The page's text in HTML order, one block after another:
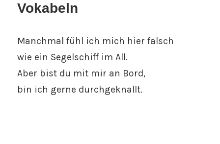
Vokabeln
Manchmal fühl ich mich hier falsch
wie ein Segelschiff im All.
Aber bist du mit mir an Bord,
bin ich gerne durchgeknallt.